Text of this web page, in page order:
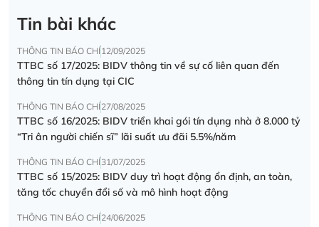
Tin bài khác
THÔNG TIN BÁO CHÍ12/09/2025
TTBC số 17/2025: BIDV thông tin về sự cố liên quan đến
thông tin tín dụng tại CIC
THÔNG TIN BÁO CHÍ27/08/2025
TTBC số 16/2025: BIDV triển khai gói tín dụng nhà ở 8.000 tỷ
“Tri ân người chiến sĩ” lãi suất ưu đãi 5.5%/năm
THÔNG TIN BÁO CHÍ31/07/2025
TTBC số 15/2025: BIDV duy trì hoạt động ổn định, an toàn,
tăng tốc chuyển đổi số và mô hình hoạt động
THÔNG TIN BÁO CHÍ24/06/2025